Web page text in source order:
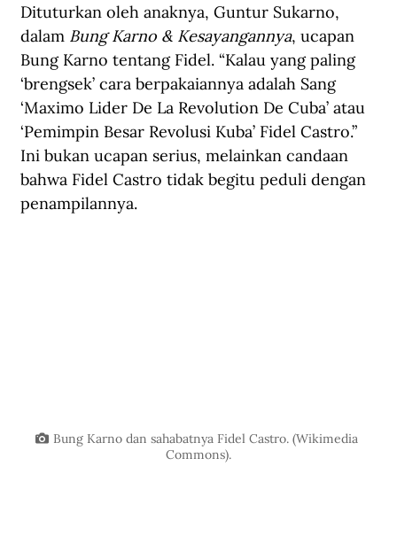
Dituturkan oleh anaknya, Guntur Sukarno,
dalam Bung Karno & Kesayangannya, ucapan
Bung Karno tentang Fidel. “Kalau yang paling
‘brengsek’ cara berpakaiannya adalah Sang
‘Maximo Lider De La Revolution De Cuba’ atau
‘Pemimpin Besar Revolusi Kuba’ Fidel Castro.”
Ini bukan ucapan serius, melainkan candaan
bahwa Fidel Castro tidak begitu peduli dengan
penampilannya.
Bung Karno dan sahabatnya Fidel Castro. (Wikimedia
Commons).